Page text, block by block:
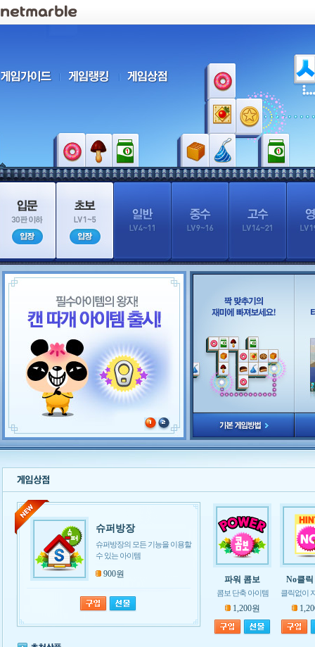
슈퍼방장
슈퍼방장의 모든 기능을 이용할
수 있는 아이템
900원
파워 콤보
콤보 단축 아이템
1,200원
No클
클릭없이